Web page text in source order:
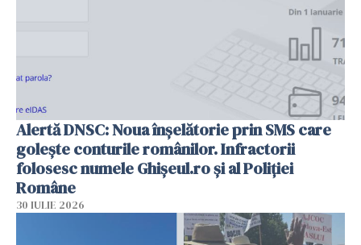
Alertă DNSC: Noua înșelătorie prin SMS care
golește conturile românilor. Infractorii
folosesc numele Ghișeul.ro și al Poliției
Române
30 IULIE 2026